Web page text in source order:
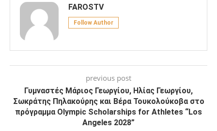
FAROSTV
Follow Author
previous post
Γυμναστές Μάριος Γεωργίου, Ηλίας Γεωργίου,
Σωκράτης Πηλακούρης και Βέρα Τουκολούκοβα στο
πρόγραμμα Olympic Scholarships for Athletes “Los
Angeles 2028”